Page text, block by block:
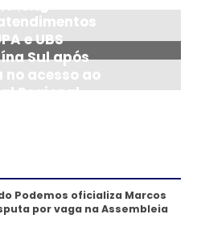
07/2026
e UBS
Sul após
acesso ao
Regional
Podemos oficializa Marcos
por vaga na Assembleia